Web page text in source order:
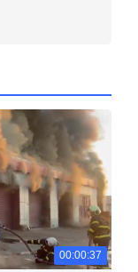
00:00:37